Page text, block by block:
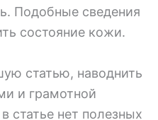
Подобные сведения
состояние кожи.
статью, наводнить
и грамотной
статье нет полезных